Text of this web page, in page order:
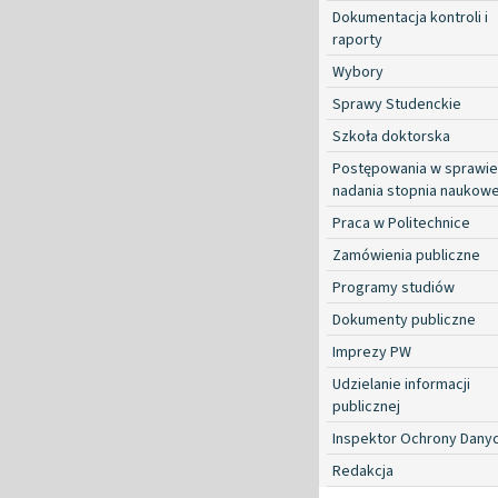
Dokumentacja kontroli i
raporty
Wybory
Sprawy Studenckie
Szkoła doktorska
Postępowania w sprawie
nadania stopnia
Praca w Politechnice
Zamówienia publiczne
Programy studiów
Dokumenty publiczne
Imprezy PW
Udzielanie informacji
publicznej
Inspektor Ochrony
Redakcja